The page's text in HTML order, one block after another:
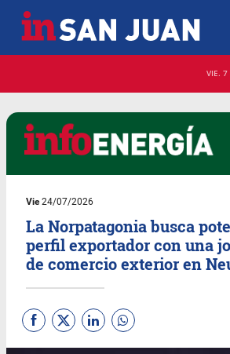
VIE.
Vie24/07/2026
La Norpatagonia busca
perfil exportador con una
de comercio exterior en